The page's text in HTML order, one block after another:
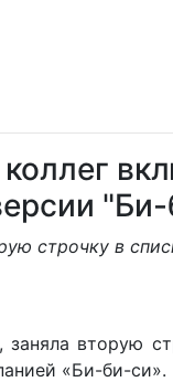
строчку в
вторую
«Би-би-си».